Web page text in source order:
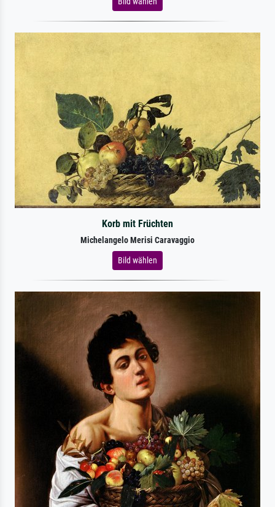
Korb mit Früchten
Michelangelo Merisi Caravaggio
Bild wählen